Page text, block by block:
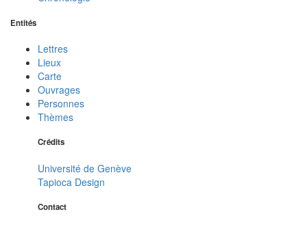
Entités
Lettres
Lieux
Carte
Ouvrages
Personnes
Thèmes
Crédits
Université de Genève
Tapioca Design
Contact